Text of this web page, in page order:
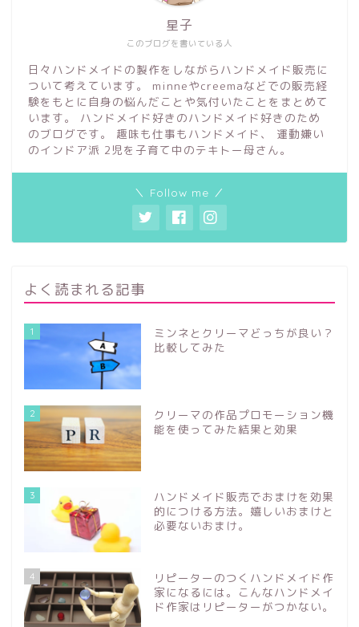
このブログを書いている人
星子
日々ハンドメイドの製作をしながらハンドメイド販売に
ついて考えています。 minneやcreemaなどでの販売経
験をもとに自身の悩んだことや気付いたことをまとめて
います。 ハンドメイド好きのハンドメイド好きのため
のブログです。 趣味も仕事もハンドメイド、 運動嫌い
のインドア派 2児を子育て中のテキトー母さん。
＼ Follow me ／
よく読まれる記事
1
ミンネとクリーマどっちが良い？
比較してみた
2
クリーマの作品プロモーション機
能を使ってみた結果と効果
3
ハンドメイド販売でおまけを効果
的につける方法。嬉しいおまけと
必要ないおまけ。
4
リピーターのつくハンドメイド作
家になるには。こんなハンドメイ
ド作家はリピーターがつかない。